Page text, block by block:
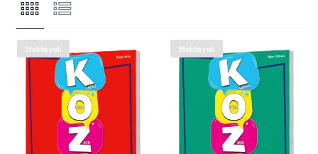
Stokta yok Stokta yok